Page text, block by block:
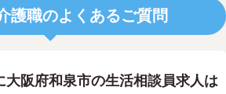
護職のよくあるご質問
大阪府和泉市の生活相談員求人は